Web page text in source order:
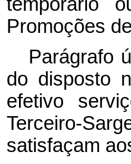
Promoções
Parágrafo
do disposto
efetivo
Terceiro-
satisfaçam